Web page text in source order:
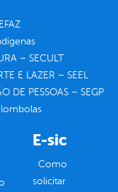
– SECULT
E LAZER – SEEL
DE PESSOAS – SEGP
E-sic
Como
solicitar